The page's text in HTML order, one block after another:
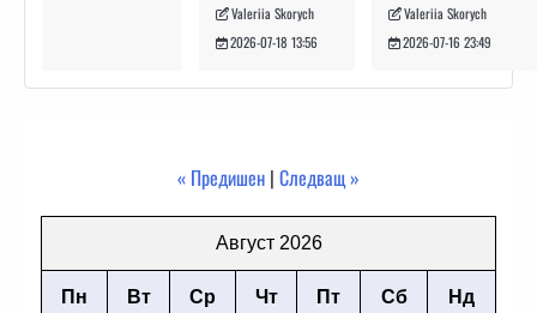
Valeriia Skorych
2026-07-18 13:56
Valeriia Skorych
2026-07-16 23:49
« Предишен | Следващ »
Август 2026
Пн Вт Ср Чт Пт Сб Нд